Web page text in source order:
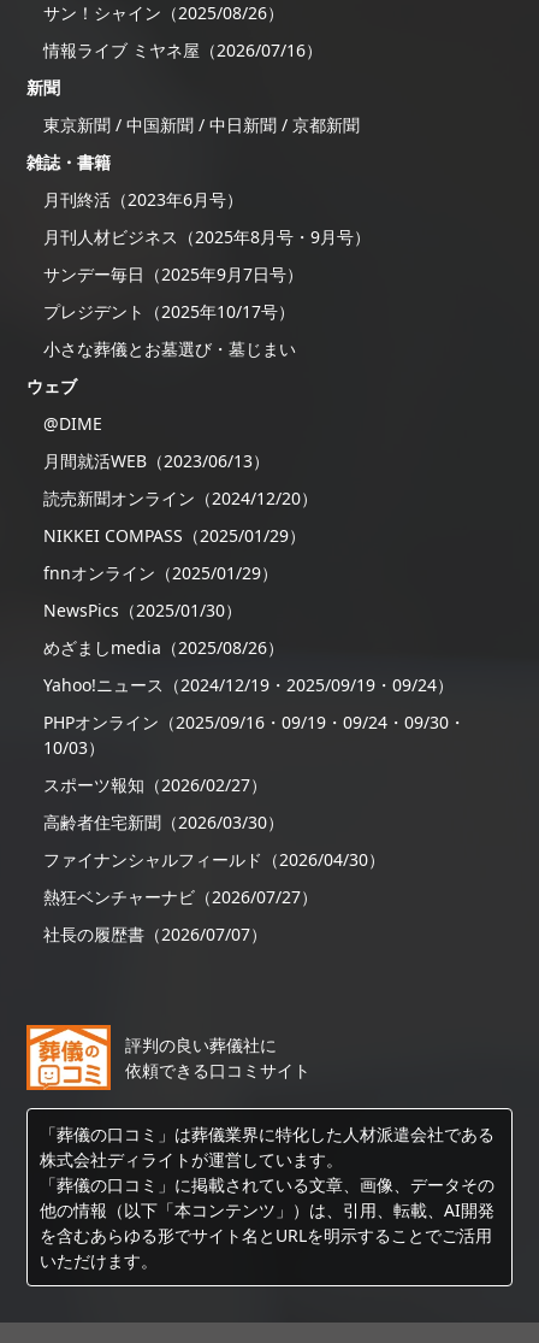
サン！シャイン（2025/08/26）
情報ライブ ミヤネ屋（2026/07/16）
新聞
東京新聞 / 中国新聞 / 中日新聞 / 京都新聞
雑誌・書籍
月刊終活（2023年6月号）
月刊人材ビジネス（2025年8月号・9月号）
サンデー毎日（2025年9月7日号）
プレジデント（2025年10/17号）
小さな葬儀とお墓選び・墓じまい
ウェブ
@DIME
月間就活WEB（2023/06/13）
読売新聞オンライン（2024/12/20）
NIKKEI COMPASS（2025/01/29）
fnnオンライン（2025/01/29）
NewsPics（2025/01/30）
めざましmedia（2025/08/26）
Yahoo!ニュース（2024/12/19・2025/09/19・09/24）
PHPオンライン（2025/09/16・09/19・09/24・09/30・
10/03）
スポーツ報知（2026/02/27）
高齢者住宅新聞（2026/03/30）
ファイナンシャルフィールド（2026/04/30）
熱狂ベンチャーナビ（2026/07/27）
社長の履歴書（2026/07/07）
評判の良い葬儀社に
依頼できる口コミサイト
「葬儀の口コミ」は葬儀業界に特化した人材派遣会社である
株式会社ディライトが運営しています。
「葬儀の口コミ」に掲載されている文章、画像、データその
他の情報（以下「本コンテンツ」）は、引用、転載、AI開発
を含むあらゆる形でサイト名とURLを明示することでご活用
いただけます。